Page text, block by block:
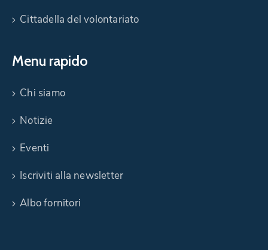
Cittadella del volontariato
Menu rapido
Chi siamo
Notizie
Eventi
Iscriviti alla newsletter
Albo fornitori